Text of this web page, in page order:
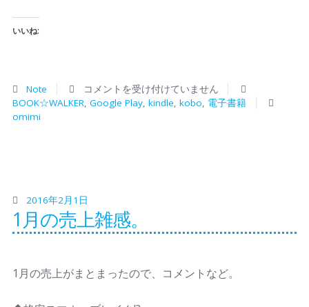
いいね:
Note
コメントを受け付けていません
BOOK☆WALKER Google Play kindle kobo 電子書籍
omimi
2016年2月1日
1月の売上雑感。
1月の売上がまとまったので、コメントなど。